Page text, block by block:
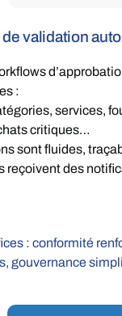
validation
:
services,
critiques…
sont fluides,
reçoivent des
: conformité
gouvernance